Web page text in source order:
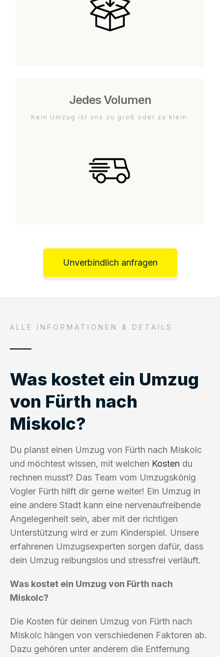
Jedes Volumen
Kein Umzug ist uns zu groß oder zu klein.
Unverbindlich anfragen
ALLE INFORMATIONEN & DETAILS
Was kostet ein Umzug
von Fürth nach
Miskolc?
Du planst einen Umzug von Fürth nach Miskolc
und möchtest wissen, mit welchen Kosten du
rechnen musst? Das Team vom Umzugskönig
Vogler Fürth hilft dir gerne weiter! Ein Umzug in
eine andere Stadt kann eine nervenaufreibende
Angelegenheit sein, aber mit der richtigen
Unterstützung wird er zum Kinderspiel. Unsere
erfahrenen Umzugsexperten sorgen dafür, dass
dein Umzug reibungslos und stressfrei verläuft.
Was kostet ein Umzug von Fürth nach
Miskolc?
Die Kosten für deinen Umzug von Fürth nach
Miskolc hängen von verschiedenen Faktoren ab.
Dazu gehören unter anderem die Entfernung